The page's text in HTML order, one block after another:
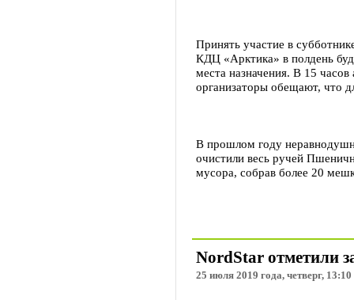
Принять участие в
КДЦ «Арктика» в полдень
места назначения. В 15
организаторы обещают, что
В прошлом году
очистили весь ручей
мусора, собрав более 20
NordStar отметили
25 июля 2019 года, четверг, 13:10